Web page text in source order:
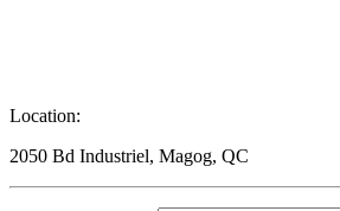
Location:
2050 Bd Industriel, Magog, QC